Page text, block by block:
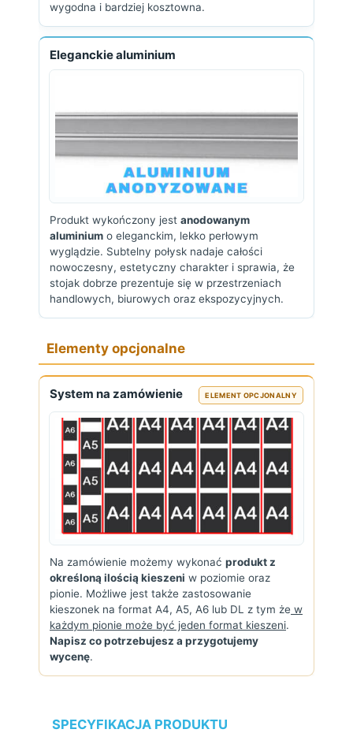
wygodna i bardziej kosztowna.
Eleganckie aluminium
Produkt wykończony jest anodowanym
aluminium o eleganckim, lekko perłowym
wyglądzie. Subtelny połysk nadaje całości
nowoczesny, estetyczny charakter i sprawia, że
stojak dobrze prezentuje się w przestrzeniach
handlowych, biurowych oraz ekspozycyjnych.
Elementy opcjonalne
System na zamówienie ELEMENT OPCJONALNY
Na zamówienie możemy wykonać produkt z
określoną ilością kieszeni w poziomie oraz
pionie. Możliwe jest także zastosowanie
kieszonek na format A4, A5, A6 lub DL z tym że w
każdym pionie może być jeden format kieszeni.
Napisz co potrzebujesz a przygotujemy
wycenę.
SPECYFIKACJA PRODUKTU